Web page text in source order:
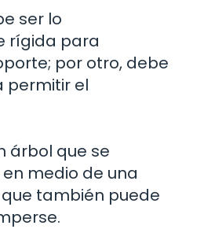
ser lo
rígida para
por otro, debe
permitir el
árbol que se
medio de una
también puede